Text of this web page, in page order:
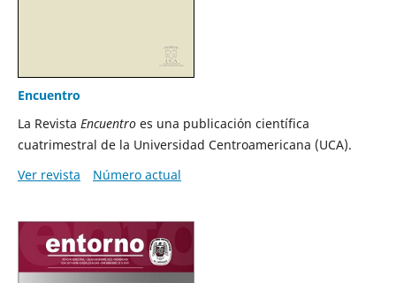
Encuentro
La Revista Encuentroes una publicación científica
cuatrimestral de la Universidad Centroamericana (UCA).
Ver revista
Número actual